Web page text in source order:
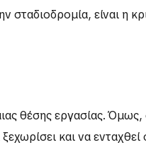
σταδιοδρομία, είναι η
θέσης εργασίας.
και να